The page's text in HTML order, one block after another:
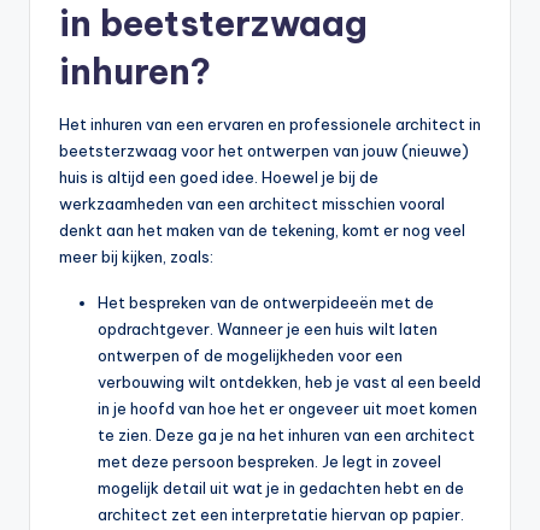
in beetsterzwaag
inhuren?
Het inhuren van een ervaren en professionele architect in
beetsterzwaag voor het ontwerpen van jouw (nieuwe)
huis is altijd een goed idee. Hoewel je bij de
werkzaamheden van een architect misschien vooral
denkt aan het maken van de tekening, komt er nog veel
meer bij kijken, zoals:
Het bespreken van de ontwerpideeën met de
opdrachtgever. Wanneer je een huis wilt laten
ontwerpen of de mogelijkheden voor een
verbouwing wilt ontdekken, heb je vast al een beeld
in je hoofd van hoe het er ongeveer uit moet komen
te zien. Deze ga je na het inhuren van een architect
met deze persoon bespreken. Je legt in zoveel
mogelijk detail uit wat je in gedachten hebt en de
architect zet een interpretatie hiervan op papier.